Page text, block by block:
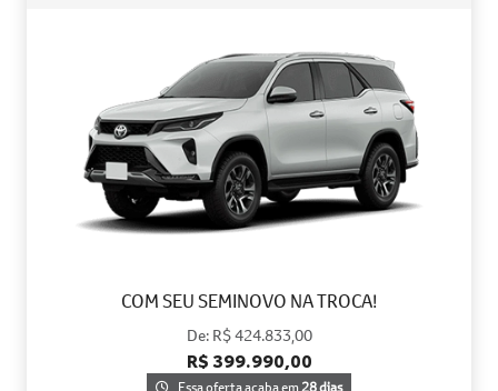
COM SEU SEMINOVO NA TROCA!
De: R$ 424.833,00
R$ 399.990,00
Essa oferta acaba em28 dias